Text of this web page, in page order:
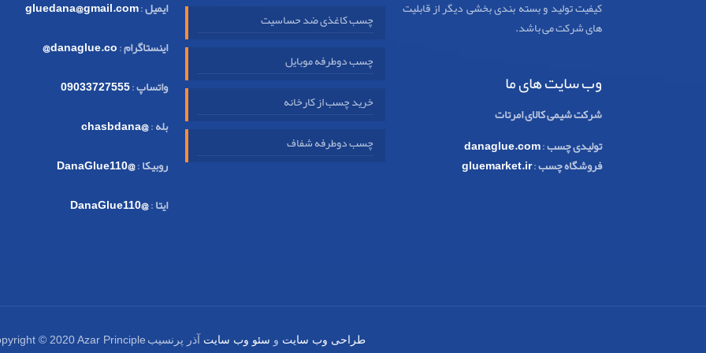
کیفیت تولید و بسته بندی بخشی دیگر از قابلیت
های شرکت می باشد.
وب سایت های ما
شرکت شیمی کالای امرتات
تولیدی چسب:
danaglue.com
فروشگاه چسب:
gluemarket.ir
چسب کاغذی ضد حساسیت
چسب دوطرفه موبایل
خرید چسب از کارخانه
چسب دوطرفه شفاف
ایمیل:
gluedana@gmail.com
اینستاگرام:
danaglue.co@
واتساپ:
09033727555
بله:
@chasbdana
روبیکا:
@DanaGlue110
ایتا:
@DanaGlue110
طراحی وب سایت و سئو وب سایت آذر پرنسیب © 2020 Azar Principle